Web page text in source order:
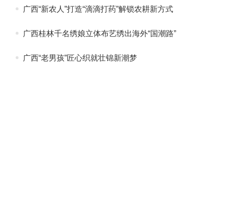
广西“新农人”打造“滴滴打药”解锁农耕新方式
广西桂林千名绣娘立体布艺绣出海外“国潮路”
广西“老男孩”匠心织就壮锦新潮梦